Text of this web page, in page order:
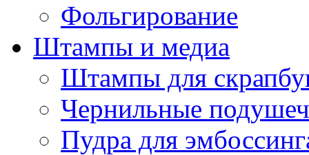
Фольгирование
Штампы и медиа
Штампы для
Чернильные
Пудра для